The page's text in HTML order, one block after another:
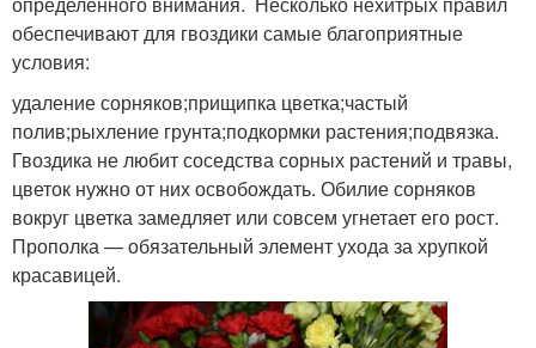
обеспечивают для гвоздики самые благоприятные
условия:
удаление сорняков;прищипка цветка;частый
полив;рыхление грунта;подкормки растения;подвязка.
Гвоздика не любит соседства сорных растений и травы,
цветок нужно от них освобождать. Обилие сорняков
вокруг цветка замедляет или совсем угнетает его рост.
Прополка — обязательный элемент ухода за хрупкой
красавицей.